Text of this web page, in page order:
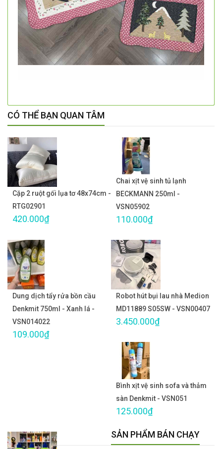
CÓ THỂ BẠN QUAN TÂM
Cặp 2 ruột gối lụa tơ 48x74cm -
RTG02901
420.000₫
Chai xịt vệ sinh tủ lạnh
BECKMANN 250ml -
VSN05902
110.000₫
Dung dịch tẩy rửa bồn cầu
Denkmit 750ml - Xanh lá -
VSN014022
109.000₫
Robot hút bụi lau nhà Medion
MD11889 S05SW - VSN00407
3.450.000₫
Bình xịt vệ sinh sofa và thảm
sàn Denkmit - VSN051
125.000₫
SẢN PHẨM BÁN CHẠY